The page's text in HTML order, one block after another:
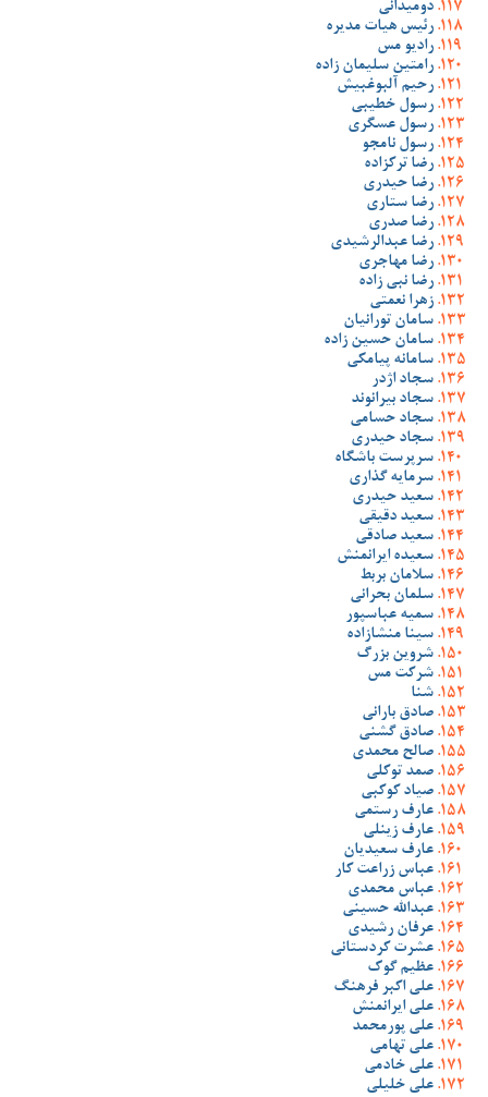
دومیدانی
رئیس هیات مدیره
رادیو مس
رامتین سلیمان زاده
رحیم آلبوغبیش
رسول خطیبی
رسول عسگری
رسول نامجو
رضا ترکزاده
رضا حیدری
رضا ستاری
رضا صدری
رضا عبدالرشیدی
رضا مهاجری
رضا نبی زاده
زهرا نعمتی
سامان تورانیان
سامان حسین زاده
سامانه پیامکی
سجاد اژدر
سجاد بیرانوند
سجاد حسامی
سجاد حیدری
سرپرست باشگاه
سرمایه گذاری
سعید حیدری
سعید دقیقی
سعید صادقی
سعیده ایرانمنش
سلامان بربط
سلمان بحرانی
سمیه عباسپور
سینا منشازاده
شروین بزرگ
شرکت مس
شنا
صادق بارانی
صادق گشنی
صالح محمدی
صمد توکلی
صیاد کوکبی
عارف رستمی
عارف زینلی
عارف سعیدیان
عباس زراعت کار
عباس محمدی
عبدالله حسینی
عرفان رشیدی
عشرت کردستانی
عظیم گوک
علی اکبر فرهنگ
علی ایرانمنش
علی پورمحمد
علی تهامی
علی خادمی
علی خلیلی